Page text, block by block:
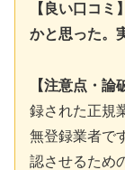
【良い口コ
かと思った。
【注意点・論
録された正規
無登録業者で
認させるため